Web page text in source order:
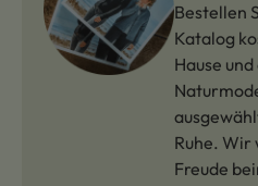
Bestellen
Katalog
Hause
Ruhe. Wir
Freude